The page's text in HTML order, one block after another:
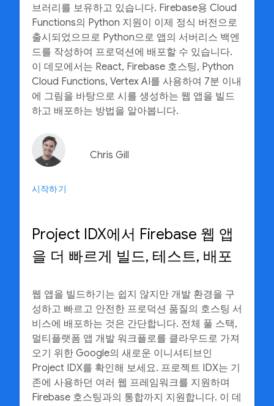
브러리를 보유하고 있습니다. Firebase용 Cloud
Functions의 Python 지원이 이제 정식 버전으로
출시되었으므로 Python으로 앱의 서버리스 백엔
드를 작성하여 프로덕션에 배포할 수 있습니다.
이 데모에서는 React, Firebase 호스팅, Python
Cloud Functions, Vertex AI를 사용하여 7분 이내
에 그림을 바탕으로 시를 생성하는 웹 앱을 빌드
하고 배포하는 방법을 알아봅니다.
Chris Gill
시작하기
Project IDX에서 Firebase 웹 앱
을 더 빠르게 빌드, 테스트, 배포
웹 앱을 빌드하기는 쉽지 않지만 개발 환경을 구
성하고 빠르고 안전한 프로덕션 품질의 호스팅 서
비스에 배포하는 것은 간단합니다. 전체 풀 스택,
멀티플랫폼 앱 개발 워크플로를 클라우드로 가져
오기 위한 Google의 새로운 이니셔티브인
Project IDX를 확인해 보세요. 프로젝트 IDX는 기
존에 사용하던 여러 웹 프레임워크를 지원하며
Firebase 호스팅과의 통합까지 지원합니다. 이 데